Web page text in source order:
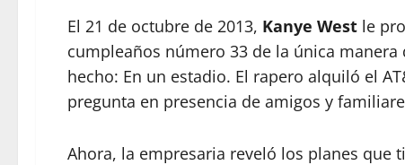
El 21 de octubre de 2013, Kanye West le
cumpleaños número 33 de la única
hecho: En un estadio. El rapero alquiló el
pregunta en presencia de amigos y
Ahora, la empresaria reveló los planes